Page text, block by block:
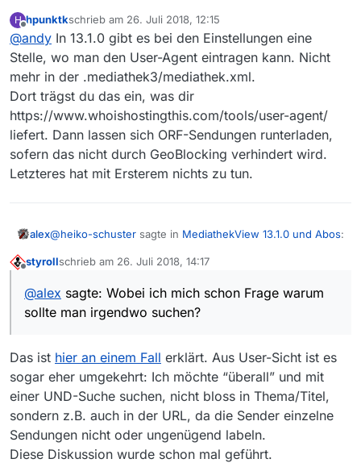
DL von ORF-mp4 funktioniert nun wieder.
Hallo,
bist du in Östereich wohnhaft?
Ich habe es so verstanden, dass Sendungen aus
Österreich in Deutschland nicht heruntergeladen und
abgespielt (VLC-Player) werden können. Diese Info habe
ich irgendwo gelesen.
In MV 13.1.0 Einstellungen…Allgemein nutzt es nichts,
wenn ich den Standort Österreich statt Deutschland
anhake.
Ich frage mich, wie schaffen es die anderen User, ORF-
machen muß. Ein klare Ansage wäre, wenn gründsätzlich
geblockt sind. Alles andere ist verwirrend.
Unter "C:\Users\username \wird die datei
MediathekView</__system-parameter__useragent_13.1.0
Bei mir sind wohl alle ORF-Sendungen durch
ich im Moment nicht.
Gruß Andy
H
Offline
hpunktkschrieb am 26. Juli 2018, 12:15
zuletzt editiert von
@andy In 13.1.0 gibt es bei den Einstellungen eine
Stelle, wo man den User-Agent eintragen kann. Nicht
mehr in der .mediathek3/mediathek.xml.
Dort trägst du das ein, was dir
https://www.whoishostingthis.com/tools/user-agent/
liefert. Dann lassen sich ORF-Sendungen runterladen,
sofern das nicht durch GeoBlocking verhindert wird.
Letzteres hat mit Ersterem nichts zu tun.
alex@heiko-schuster sagte in MediathekView 13.1.0 und Abos:
dann mach ich hier sofort drei Vorschläge zur
Nachbesserung:
wieder Einführung der Suche “irgendwo”.
wieder Einführung der fünf Buttons für Filter-
Profile.
wieder Einführung des Buttons “alle Filter
löschen” (früher Pinselsymbol) in den
Filtereinstellungen, um nicht jeden Haken
einzeln entfernen zu müssen.
Punkt 2 und 3 dürfte möglich sein. Punkt 1 sehe ich
Ressourcen mäßig nicht möglich. Wobei ich mich schon
sich immer nur die beschreibung oder den filmlink?
styrollschrieb am 26. Juli 2018, 14:17
zuletzt editiert von
@alex sagte: Wobei ich mich schon Frage warum
sollte man irgendwo suchen?
Das ist hier an einem Fall erklärt. Aus User-Sicht ist es
sogar eher umgekehrt: Ich möchte “überall” und mit
einer UND-Suche suchen, nicht bloss in Thema/Titel,
sondern z.B. auch in der URL, da die Sender einzelne
Sendungen nicht oder ungenügend labeln.
Diese Diskussion wurde schon mal geführt.